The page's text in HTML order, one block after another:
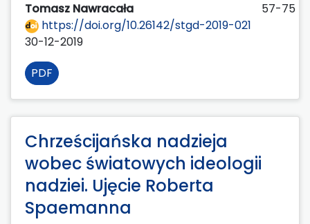
Tomasz Nawracała
57-75
https://doi.org/10.26142/stgd-2019-021
30-12-2019
PDF
Chrześcijańska nadzieja
wobec światowych ideologii
nadziei. Ujęcie Roberta
Spaemanna